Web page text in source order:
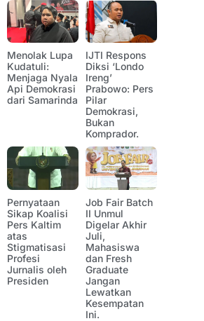
Menolak Lupa
Kudatuli:
Menjaga Nyala
Api Demokrasi
dari Samarinda
IJTI Respons
Diksi ‘Londo
Ireng’
Prabowo: Pers
Pilar
Demokrasi,
Bukan
Komprador.
Pernyataan
Sikap Koalisi
Pers Kaltim
atas
Stigmatisasi
Profesi
Jurnalis oleh
Presiden
Job Fair Batch
II Unmul
Digelar Akhir
Juli,
Mahasiswa
dan Fresh
Graduate
Jangan
Lewatkan
Kesempatan
Ini.